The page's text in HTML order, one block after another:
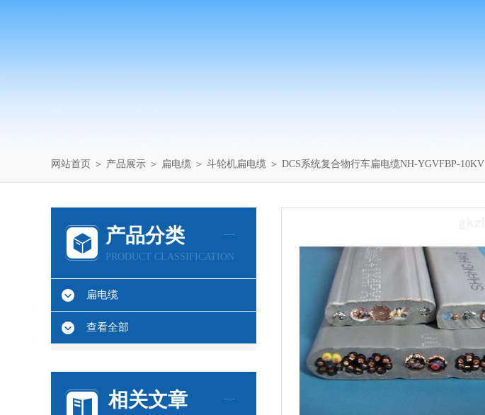
网站首页 ＞ 产品展示 ＞ 扁电缆 ＞ 斗轮机扁电缆 ＞ DCS系统复合物行车扁电缆NH-YGVFBP-10KV
产品分类
PRODUCT CLASSIFICATION
扁电缆
查看全部
相关文章